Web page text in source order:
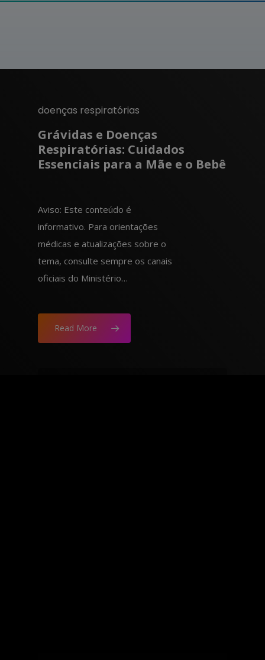
doenças respiratórias
Grávidas e Doenças
Respiratórias: Cuidados
Essenciais para a Mãe e o Bebê
Aviso: Este conteúdo é
informativo. Para orientações
médicas e atualizações sobre o
tema, consulte sempre os canais
oficiais do Ministério…
Read More